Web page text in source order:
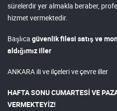
sürelerdir yer almakla beraber,
hizmet vermektedir.
Başlıca güvenlik filesi satış ve
aldığımız iller
ANKARA ili ve ilçeleri ve çevre iller
HAFTA SONU CUMARTESİ VE
VERMEKTEYİZ!